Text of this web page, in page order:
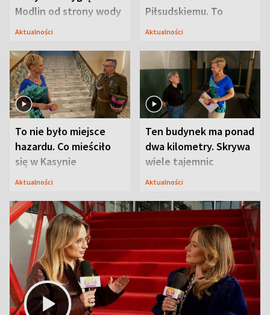
Modlin od strony wody
Aktualności
Piłsudskiemu. To
niejedyna tajemnica
Aktualności
To nie było miejsce
hazardu. Co mieściło
się w Kasynie
Oficerskim?
Aktualności
Ten budynek ma ponad
dwa kilometry. Skrywa
wiele tajemnic
Aktualności